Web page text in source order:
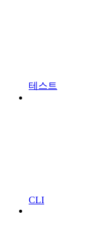
테스트
CLI